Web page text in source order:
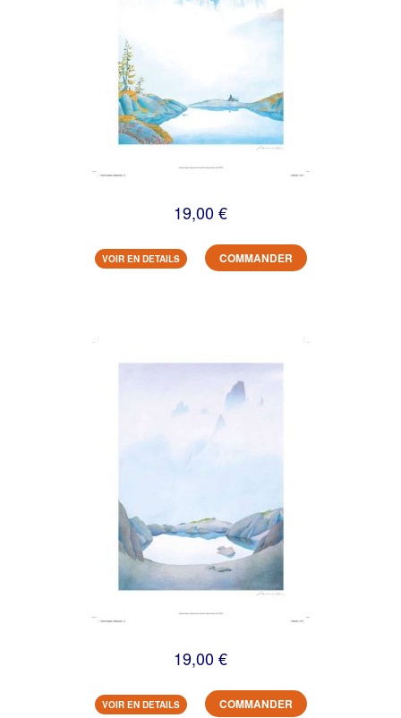
19,00 €
VOIR EN DETAILS COMMANDER
19,00 €
VOIR EN DETAILS COMMANDER